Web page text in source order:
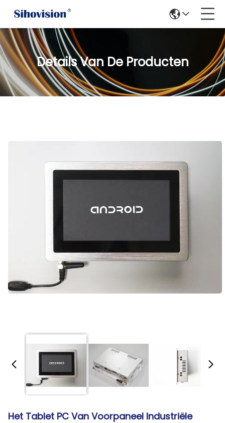
Details Van De Producten
Het Tablet PC Van Voorpaneel Industriële